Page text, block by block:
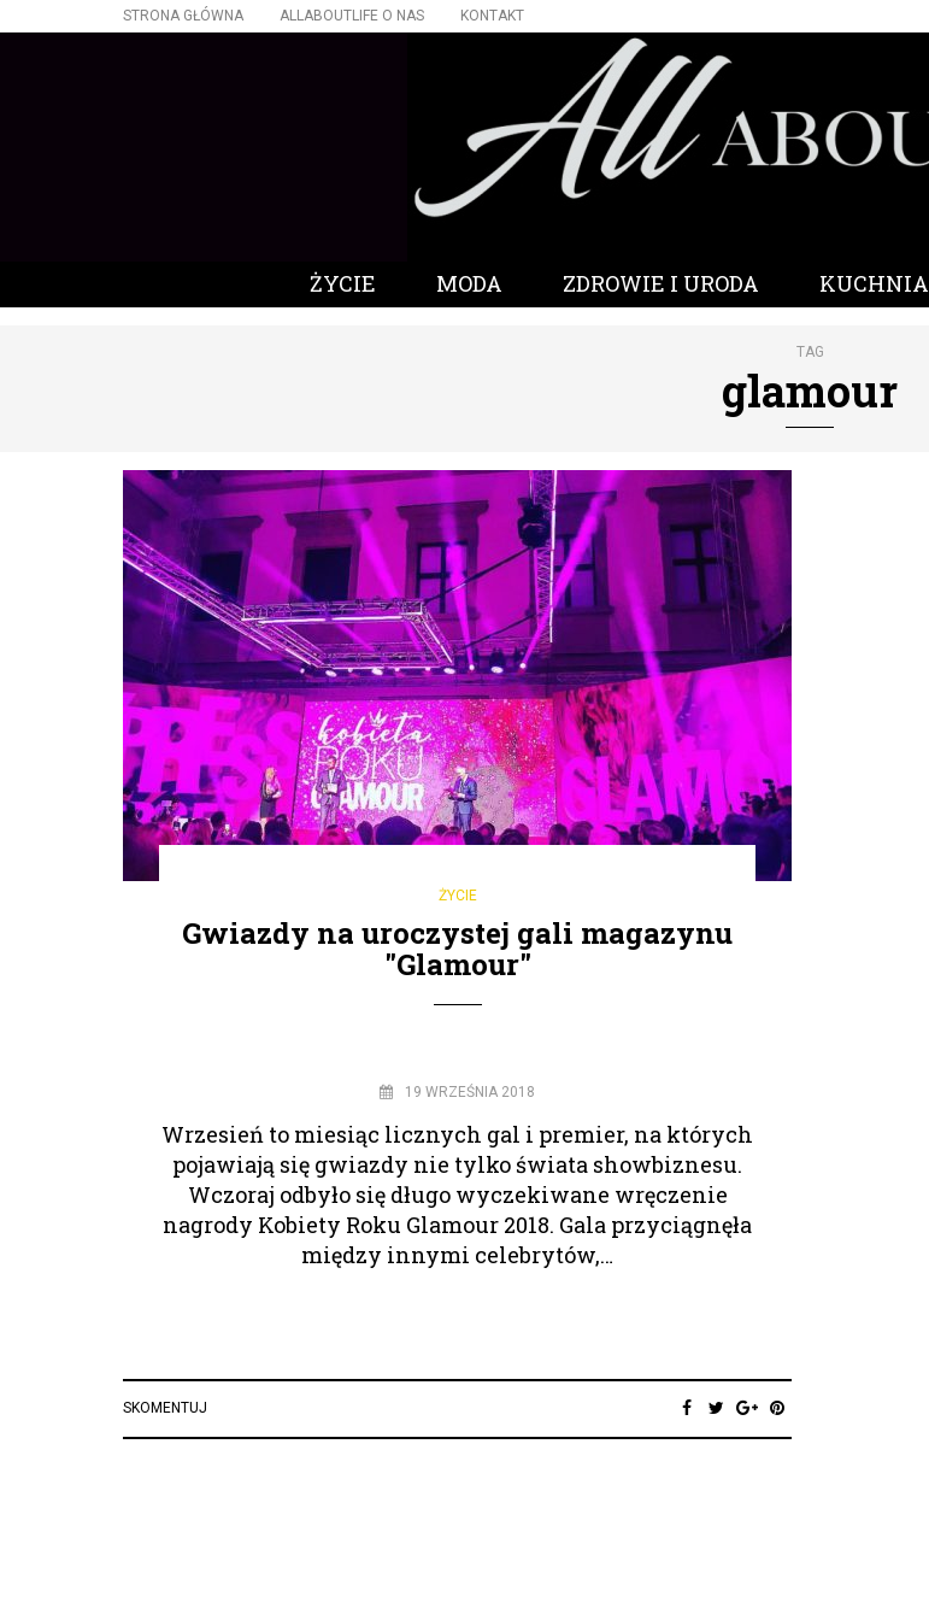
STRONA GŁÓWNA ALLABOUTLIFE O NAS KONTAKT
ŻYCIE MODA ZDROWIE I URODA KUCHNIA
TAG
glamour
ŻYCIE
Gwiazdy na uroczystej gali magazynu
"Glamour"
19 WRZEŚNIA 2018
Wrzesień to miesiąc licznych gal i premier, na których
pojawiają się gwiazdy nie tylko świata showbiznesu.
Wczoraj odbyło się długo wyczekiwane wręczenie
nagrody Kobiety Roku Glamour 2018. Gala przyciągnęła
między innymi celebrytów,…
SKOMENTUJ